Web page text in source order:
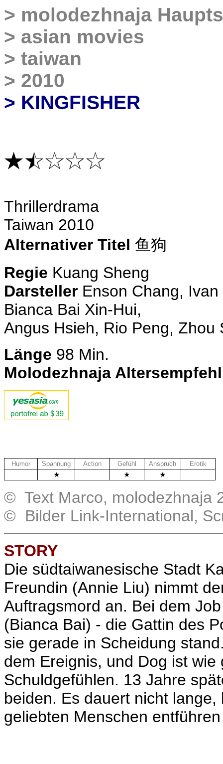
> molodezhnaja
> asian movies
> taiwan
> 2010
> KINGFISHER
Thrillerdrama
Taiwan 2010
Alternativer Titel 鱼狗
Regie Kuang Sheng
Darsteller Enson Chang,
Bianca Bai Xin-Hui,
Angus Hsieh, Rio Peng, Zhou
Länge 98 Min.
Molodezhnaja
Humor Spannung Action Gefühl Anspruch
Erotik
© Text Marco, molodezhnaja
© Bilder Link-International,
STORY
Die südtaiwanesische Stadt
Freundin (Annie Liu) nimmt
Auftragsmord an. Bei dem
(Bianca Bai) - die Gattin des
sie gerade in Scheidung
dem Ereignis, und Dog ist
Schuldgefühlen. 13 Jahre
beiden. Es dauert nicht
geliebten Menschen